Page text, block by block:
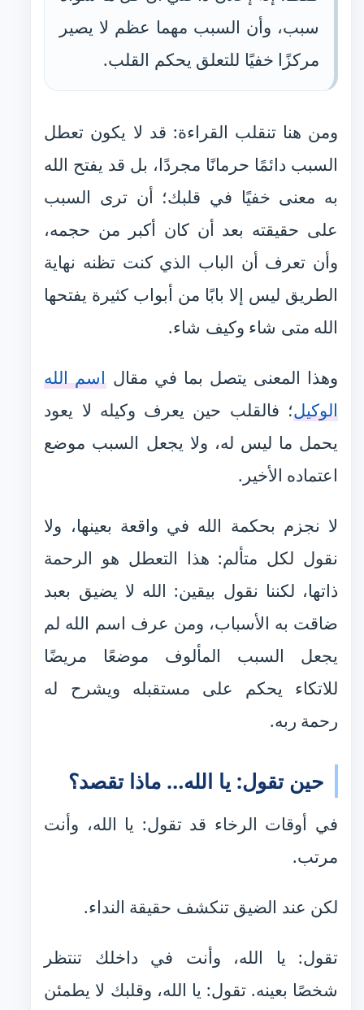
سبب، وأن السبب مهما عظم لا يصير
مركزًا خفيًا للتعلق يحكم القلب.
ومن هنا تنقلب القراءة: قد لا يكون تعطل
السبب دائمًا حرمانًا مجردًا، بل قد يفتح الله
به معنى خفيًا في قلبك؛ أن ترى السبب
على حقيقته بعد أن كان أكبر من حجمه،
وأن تعرف أن الباب الذي كنت تظنه نهاية
الطريق ليس إلا بابًا من أبواب كثيرة يفتحها
الله متى شاء وكيف شاء.
وهذا المعنى يتصل بما في مقالاسم الله
الوكيل؛ فالقلب حين يعرف وكيله لا يعود
يحمل ما ليس له، ولا يجعل السبب موضع
اعتماده الأخير.
لا نجزم بحكمة الله في واقعة بعينها، ولا
نقول لكل متألم: هذا التعطل هو الرحمة
ذاتها، لكننا نقول بيقين: الله لا يضيق بعبد
ضاقت به الأسباب، ومن عرف اسم الله لم
يجعل السبب المألوف موضعًا مريضًا
للاتكاء يحكم على مستقبله ويشرح له
رحمة ربه.
حين تقول: يا الله… ماذا تقصد؟
في أوقات الرخاء قد تقول: يا الله، وأنت
مرتب.
لكن عند الضيق تنكشف حقيقة النداء.
تقول: يا الله، وأنت في داخلك تنتظر
شخصًا بعينه. تقول: يا الله، وقلبك لا يطمئن